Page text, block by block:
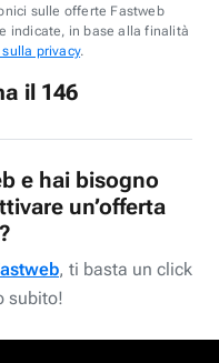
sulle offerte Fastweb
indicate, in base alla finalità
privacy.
il 146
e hai bisogno
un’offerta
, ti basta un click
subito!